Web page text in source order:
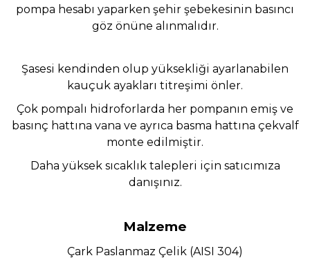
pompa hesabı yaparken şehir şebekesinin basıncı
göz önüne alınmalıdır.
Şasesi kendinden olup yüksekliği ayarlanabilen
kauçuk ayakları titreşimi önler.
Çok pompalı hidroforlarda her pompanın emiş ve
basınç hattına vana ve ayrıca basma hattına çekvalf
monte edilmiştir.
Daha yüksek sıcaklık talepleri için satıcımıza
danışınız.
Malzeme
Çark Paslanmaz Çelik (AISI 304)